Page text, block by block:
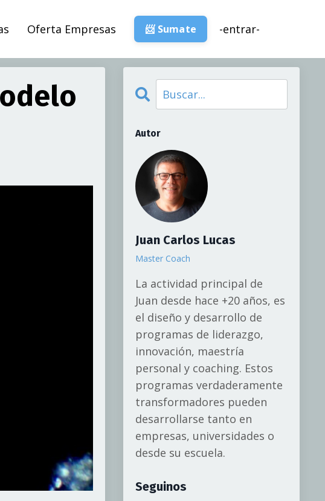
Oferta Empresas 📨 Sumate -entrar-
Autor
Juan Carlos Lucas
Master Coach
La actividad principal de
Juan desde hace +20 años, es
el diseño y desarrollo de
programas de liderazgo,
innovación, maestría
personal y coaching. Estos
programas verdaderamente
transformadores pueden
desarrollarse tanto en
empresas, universidades o
desde su escuela.
Seguinos